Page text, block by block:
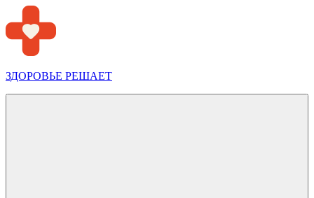
Перейти
к
содержимому
ЗДОРОВЬЕ РЕШАЕТ